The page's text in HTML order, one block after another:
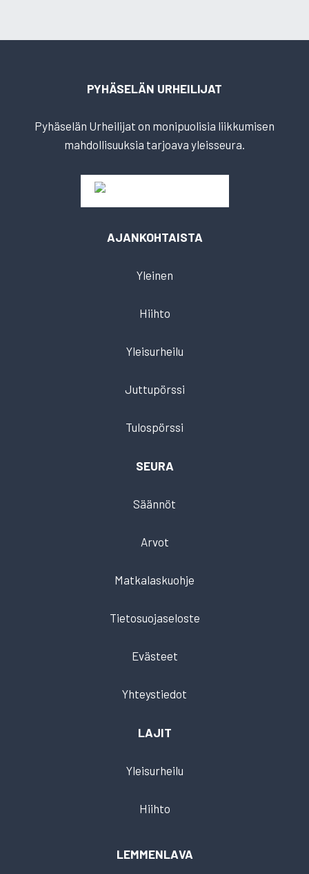
PYHÄSELÄN URHEILIJAT
Pyhäselän Urheilijat on monipuolisia liikkumisen
mahdollisuuksia tarjoava yleisseura.
AJANKOHTAISTA
Yleinen
Hiihto
Yleisurheilu
Juttupörssi
Tulospörssi
SEURA
Säännöt
Arvot
Matkalaskuohje
Tietosuojaseloste
Evästeet
Yhteystiedot
LAJIT
Yleisurheilu
Hiihto
LEMMENLAVA